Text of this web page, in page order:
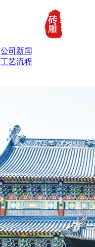
公司新闻
工艺流程